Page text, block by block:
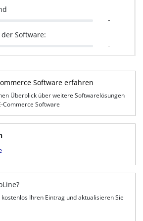
-
Software:
-
Software erfahren
Überblick über weitere Softwarelösungen
Commerce Software
Ihren Eintrag und aktualisieren Sie